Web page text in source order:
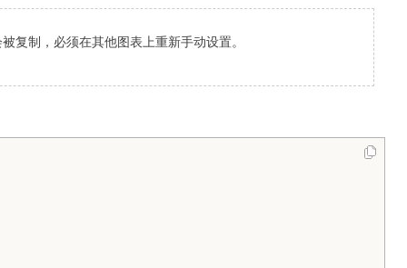
复制，必须在其他图表上重新手动设置。